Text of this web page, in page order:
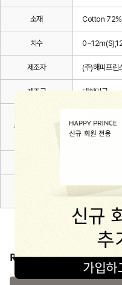
소재 Cotton
치수
제조자 (주)해피프린
제조국 대한민국
취급시 주의사항
사용하시고
세페이지를
관련 법 및
해피프린스/